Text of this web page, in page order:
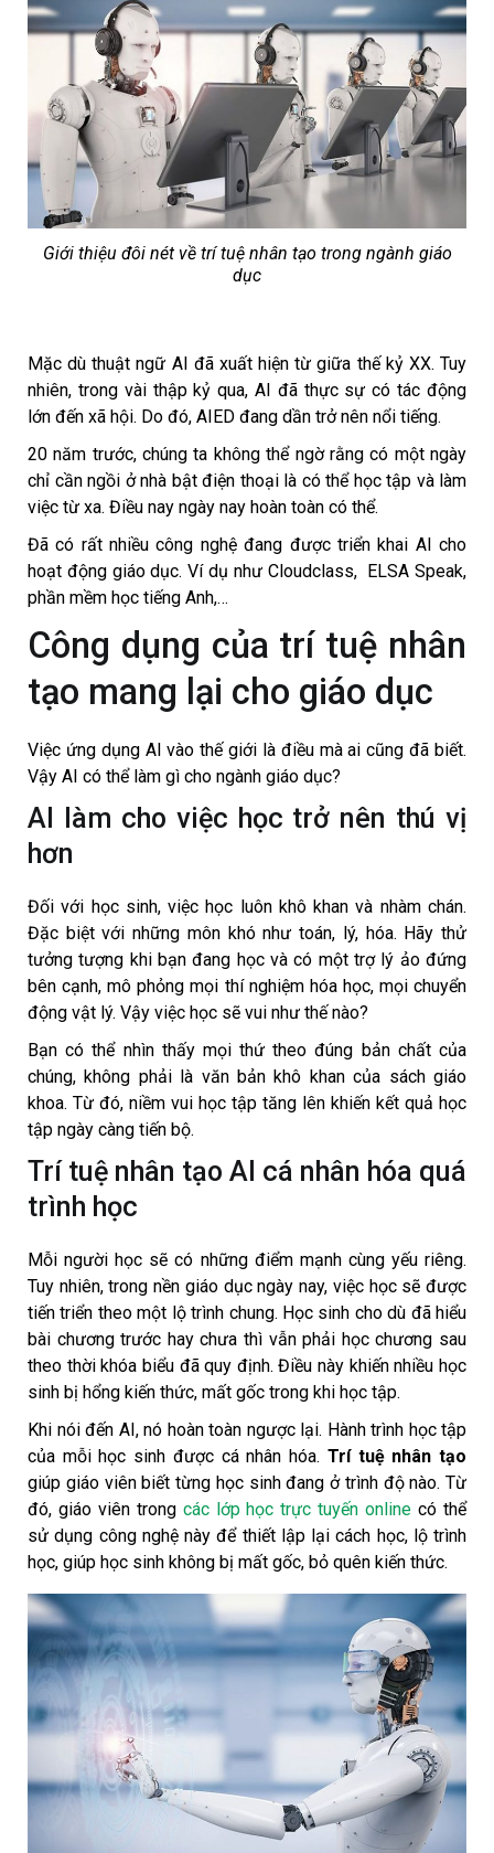
Giới thiệu đôi nét về trí tuệ nhân tạo trong ngành giáo
dục
Mặc dù thuật ngữ AI đã xuất hiện từ giữa thế kỷ XX. Tuy
nhiên, trong vài thập kỷ qua, AI đã thực sự có tác động
lớn đến xã hội. Do đó, AIED đang dần trở nên nổi tiếng.
20 năm trước, chúng ta không thể ngờ rằng có một ngày
chỉ cần ngồi ở nhà bật điện thoại là có thể học tập và làm
việc từ xa. Điều nay ngày nay hoàn toàn có thể.
Đã có rất nhiều công nghệ đang được triển khai AI cho
hoạt động giáo dục. Ví dụ như Cloudclass, ELSA Speak,
phần mềm học tiếng Anh,…
Công dụng của trí tuệ nhân
tạo mang lại cho giáo dục
Việc ứng dụng AI vào thế giới là điều mà ai cũng đã biết.
Vậy AI có thể làm gì cho ngành giáo dục?
AI làm cho việc học trở nên thú vị
hơn
Đối với học sinh, việc học luôn khô khan và nhàm chán.
Đặc biệt với những môn khó như toán, lý, hóa. Hãy thử
tưởng tượng khi bạn đang học và có một trợ lý ảo đứng
bên cạnh, mô phỏng mọi thí nghiệm hóa học, mọi chuyển
động vật lý. Vậy việc học sẽ vui như thế nào?
Bạn có thể nhìn thấy mọi thứ theo đúng bản chất của
chúng, không phải là văn bản khô khan của sách giáo
khoa. Từ đó, niềm vui học tập tăng lên khiến kết quả học
tập ngày càng tiến bộ.
Trí tuệ nhân tạo AI cá nhân hóa quá
trình học
Mỗi người học sẽ có những điểm mạnh cùng yếu riêng.
Tuy nhiên, trong nền giáo dục ngày nay, việc học sẽ được
tiến triển theo một lộ trình chung. Học sinh cho dù đã hiểu
bài chương trước hay chưa thì vẫn phải học chương sau
theo thời khóa biểu đã quy định. Điều này khiến nhiều học
sinh bị hổng kiến ​​thức, mất gốc trong khi học tập.
Khi nói đến AI, nó hoàn toàn ngược lại. Hành trình học tập
của mỗi học sinh được cá nhân hóa. Trí tuệ nhân tạo
giúp giáo viên biết từng học sinh đang ở trình độ nào. Từ
đó, giáo viên trong các lớp học trực tuyến online có thể
sử dụng công nghệ này để thiết lập lại cách học, lộ trình
học, giúp học sinh không bị mất gốc, bỏ quên kiến ​​thức.